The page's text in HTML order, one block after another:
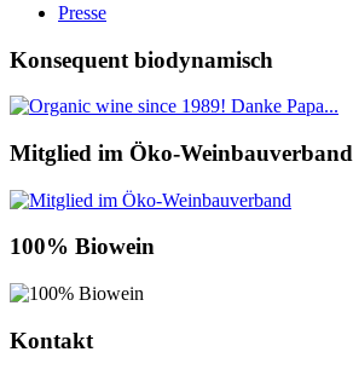
Presse
Konsequent biodynamisch
Mitglied im Öko-Weinbauverband
100% Biowein
Kontakt